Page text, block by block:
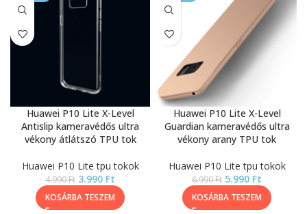
Huawei P10 Lite X-Level
Antislip kameravédős ultra
vékony átlátszó TPU tok
Huawei P10 Lite tpu tokok
4.990Ft 3.990 Ft
KOSÁRBA TESZEM
Huawei P10 Lite X-Level
Guardian kameravédős ultra
vékony arany TPU tok
Huawei P10 Lite tpu tokok
6.990Ft 5.990 Ft
KOSÁRBA TESZEM